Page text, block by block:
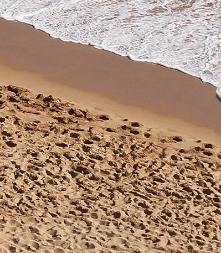
Manteniment
Reformes
Informació d'interès
Son Bou
Menorca
Blog
Accés agències
Avisos legals
Política de privacitat
Política de cookies
Política de qualitat
Mapa web
Planning agències
Desenvolupat